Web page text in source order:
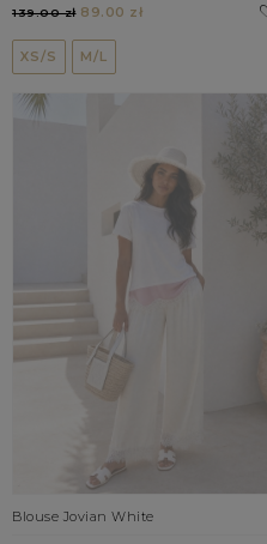
139.00 zł89.00 zł
XS/S M/L
Blouse Jovian White